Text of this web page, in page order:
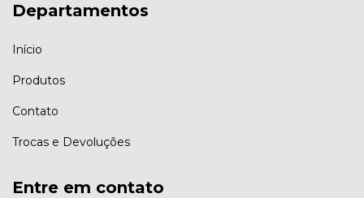
Departamentos
Início
Produtos
Contato
Trocas e Devoluções
Entre em contato